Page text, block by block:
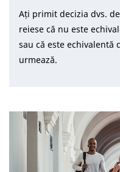
Ați primit decizia dvs.
reiese că nu este
sau că este echivalentă
urmează.